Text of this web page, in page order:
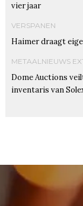
vier jaar
VERSPANEN
Haimer draagt
METAALNIEUWS
Dome Auctions
inventaris van